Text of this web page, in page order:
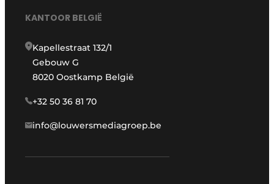
KANTOOR BELGIË
Kapellestraat 132/1
Gebouw G
8020 Oostkamp België
+32 50 36 81 70
info@louwersmediagroep.be